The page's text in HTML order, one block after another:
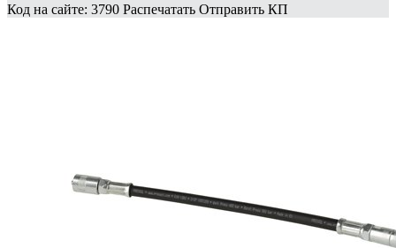
Код на сайте: 3790 Распечатать Отправить КП